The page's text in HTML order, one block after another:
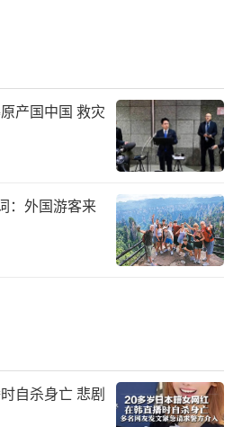
产国中国 救灾
：外国游客来
自杀身亡 悲剧